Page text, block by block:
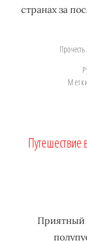
странах за
Прочесть
Приятный